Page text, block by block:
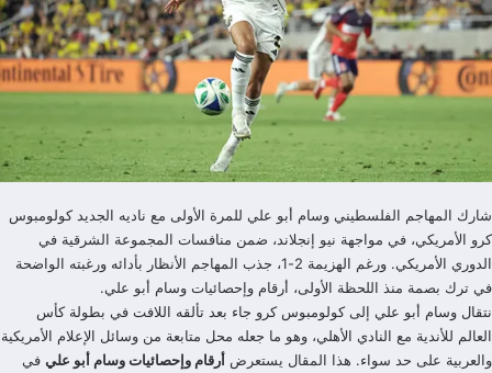
شارك المهاجم الفلسطيني وسام أبو علي للمرة الأولى مع ناديه الجديد كولومبوس
كرو الأمريكي، في مواجهة نيو إنجلاند، ضمن منافسات المجموعة الشرقية في
الدوري الأمريكي. ورغم الهزيمة 2-1، جذب المهاجم الأنظار بأدائه ورغبته الواضحة
في ترك بصمة منذ اللحظة الأولى، أرقام وإحصائيات وسام أبو علي.
نتقال وسام أبو علي إلى كولومبوس كرو جاء بعد تألقه اللافت في بطولة كأس
العالم للأندية مع النادي الأهلي، وهو ما جعله محل متابعة من وسائل الإعلام الأمريكية
والعربية على حد سواء. هذا المقال يستعرض أرقام وإحصائيات وسام أبو علي في